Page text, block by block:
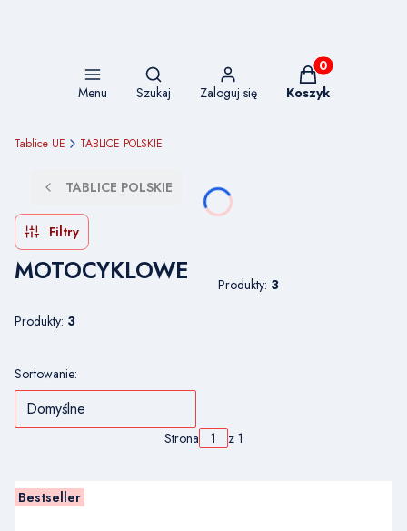
Menu
Otwórz wyszukiwarkę
Szukaj Zaloguj się
Produkty w
Koszyk
Tablice UE TABLICE POLSKIE
TABLICE POLSKIE
Filtry
MOTOCYKLOWE Produkty: 3
Produkty: 3
Lista produktów
Sortowanie:
Domyślne
Strona z 1
Bestseller